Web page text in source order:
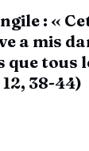
: «
a mis
que tous
12, 38-44)